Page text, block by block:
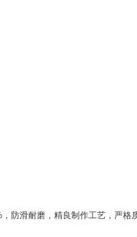
防滑耐磨，精良制作工艺，严格